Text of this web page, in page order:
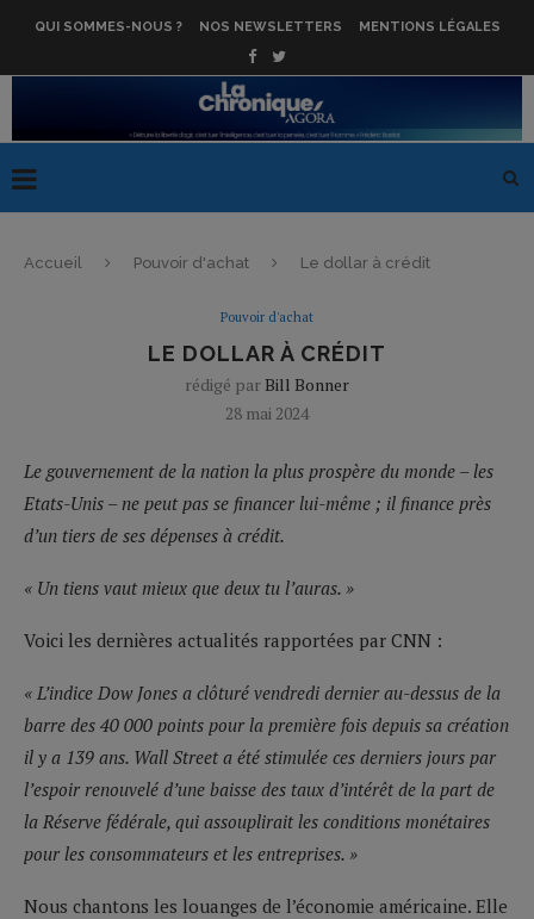
QUI SOMMES-NOUS ? NOS NEWSLETTERS MENTIONS LÉGALES
Accueil Pouvoir d'achat Le dollar à crédit
Pouvoir d'achat
LE DOLLAR À CRÉDIT
rédigé par Bill Bonner
28 mai 2024
Le gouvernement de la nation la plus prospère du monde – les
Etats-Unis – ne peut pas se financer lui-même ; il finance près
d’un tiers de ses dépenses à crédit.
« Un tiens vaut mieux que deux tu l’auras. »
Voici les dernières actualités rapportées par CNN :
« L’indice Dow Jones a clôturé vendredi dernier au-dessus de la
barre des 40 000 points pour la première fois depuis sa création
il y a 139 ans. Wall Street a été stimulée ces derniers jours par
l’espoir renouvelé d’une baisse des taux d’intérêt de la part de
la Réserve fédérale, qui assouplirait les conditions monétaires
pour les consommateurs et les entreprises. »
Nous chantons les louanges de l’économie américaine. Elle